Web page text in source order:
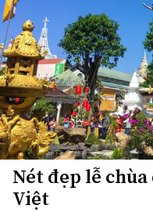
Nét đẹp lễ
Việt